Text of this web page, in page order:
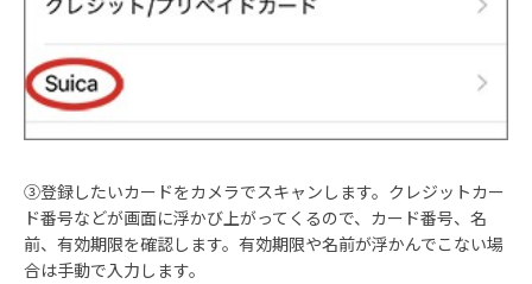
③登録したいカードをカメラでスキャンします。クレジットカー
ド番号などが画面に浮かび上がってくるので、カード番号、名
前、有効期限を確認します。有効期限や名前が浮かんでこない場
合は手動で入力します。